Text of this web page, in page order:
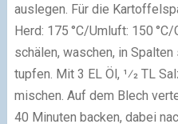
auslegen. Für die
Herd: 175 °C/Umluft: 150
schälen, waschen, in
tupfen. Mit 3 EL Öl, 1⁄2 TL
mischen. Auf dem Blech
40 Minuten backen, dabei